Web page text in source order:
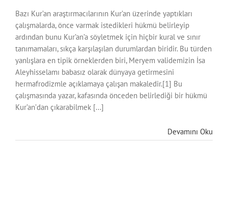
Bazı Kur’an araştırmacılarının Kur’an üzerinde yaptıkları
çalışmalarda, önce varmak istedikleri hükmü belirleyip
ardından bunu Kur’an’a söyletmek için hiçbir kural ve sınır
tanımamaları, sıkça karşılaşılan durumlardan biridir. Bu türden
yanlışlara en tipik örneklerden biri, Meryem validemizin İsa
Aleyhisselamı babasız olarak dünyaya getirmesini
hermafrodizmle açıklamaya çalışan makaledir.[1] Bu
çalışmasında yazar, kafasında önceden belirlediği bir hükmü
Kur’an’dan çıkarabilmek [...]
Devamını Oku